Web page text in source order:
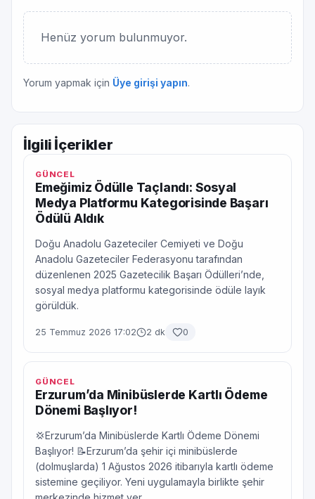
Henüz yorum bulunmuyor.
Yorum yapmak için Üye girişi yapın.
İlgili İçerikler
GÜNCEL
Emeğimiz Ödülle Taçlandı: Sosyal
Medya Platformu Kategorisinde Başarı
Ödülü Aldık
Doğu Anadolu Gazeteciler Cemiyeti ve Doğu
Anadolu Gazeteciler Federasyonu tarafından
düzenlenen 2025 Gazetecilik Başarı Ödülleri’nde,
sosyal medya platformu kategorisinde ödüle layık
görüldük.
25 Temmuz 2026 17:02 2 dk 0
GÜNCEL
Erzurum’da Minibüslerde Kartlı Ödeme
Dönemi Başlıyor!
💢Erzurum’da Minibüslerde Kartlı Ödeme Dönemi
Başlıyor! 📝Erzurum’da şehir içi minibüslerde
(dolmuşlarda) 1 Ağustos 2026 itibarıyla kartlı ödeme
sistemine geçiliyor. Yeni uygulamayla birlikte şehir